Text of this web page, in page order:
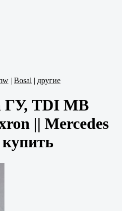
| Bosal | другие
ГУ, TDI MB
|| Mercedes